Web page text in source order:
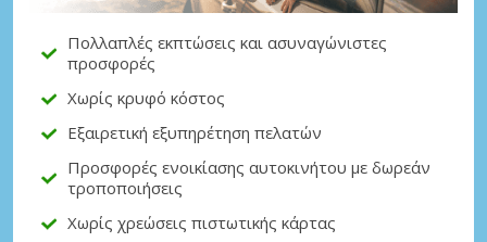
Πολλαπλές εκπτώσεις και ασυναγώνιστες
προσφορές
Χωρίς κρυφό κόστος
Εξαιρετική εξυπηρέτηση πελατών
Προσφορές ενοικίασης αυτοκινήτου με δωρεάν
τροποποιήσεις
Χωρίς χρεώσεις πιστωτικής κάρτας